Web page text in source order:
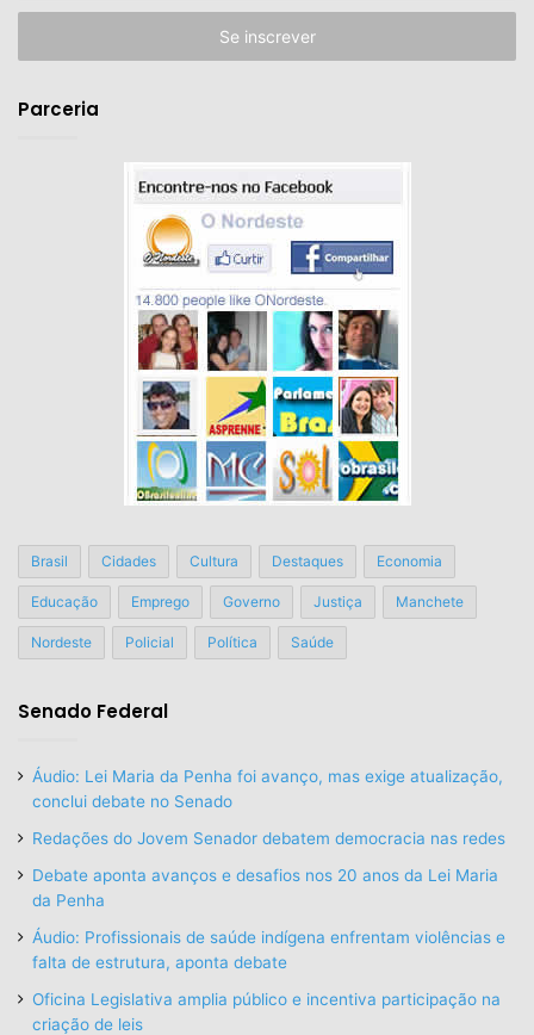
seu
de
Parceria
Brasil Cidades Cultura Destaques Economia
Educação Emprego Governo Justiça Manchete
Nordeste Policial Política Saúde
Senado Federal
Áudio: Lei Maria da Penha foi avanço, mas exige atualização,
conclui debate no Senado
Redações do Jovem Senador debatem democracia nas redes
Debate aponta avanços e desafios nos 20 anos da Lei Maria
da Penha
Áudio: Profissionais de saúde indígena enfrentam violências e
falta de estrutura, aponta debate
Oficina Legislativa amplia público e incentiva participação na
criação de leis